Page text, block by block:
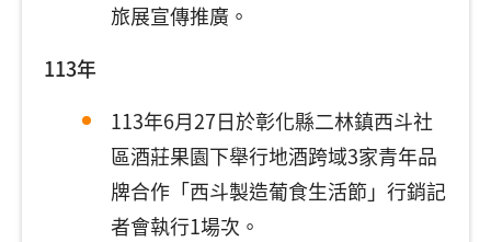
旅展宣傳推廣。
113年
113年6月27日於彰化縣二林鎮西斗社
區酒莊果園下舉行地酒跨域3家青年品
牌合作「西斗製造葡食生活節」行銷記
者會執行1場次。